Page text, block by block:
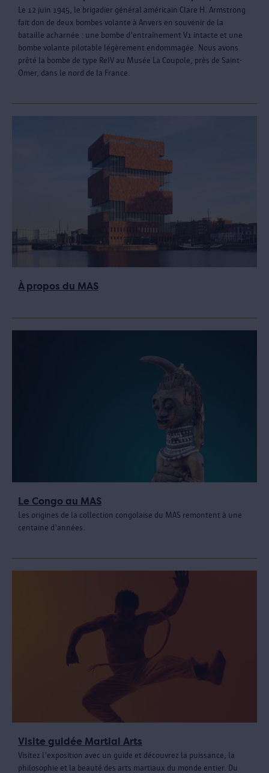
Le 12 juin 1945, le brigadier général américain Clare H. Armstrong
fait don de deux bombes volante à Anvers en souvenir de la
bataille acharnée : une bombe d'entraînement V1 intacte et une
bombe volante pilotable légèrement endommagée. Nous avons
prêté la bombe de type ReIV au Musée La Coupole, près de Saint-
Omer, dans le nord de la France.
À propos du MAS
Le Congo au MAS
Les origines de la collection congolaise du MAS remontent à une
centaine d'années.
Visite guidée Martial Arts
Visitez l'exposition avec un guide et découvrez la puissance, la
philosophie et la beauté des arts martiaux du monde entier. Du